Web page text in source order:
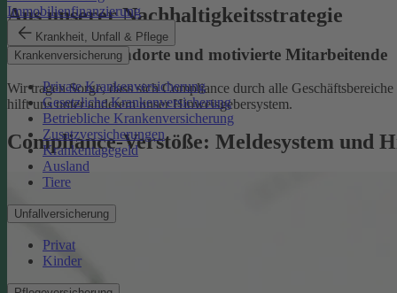
Immobilienfinanzierung
Krankheit, Unfall & Pflege
Krankenversicherung
Private Krankenversicherung
Gesetzliche Krankenversicherung
Betriebliche Krankenversicherung
Zusatzversicherungen
Krankentagegeld
Ausland
Tiere
Unfallversicherung
Privat
Kinder
Aus unserer Nachhaltigkeitsstrategie
Nachhaltige Standorte und motivierte Mitarbeitende
Wir tragen Sorge, dass sich Compliance durch alle
hilft uns unter anderem unser Hinweisgebersystem.
Compliance-Verstöße: Meldesystem und